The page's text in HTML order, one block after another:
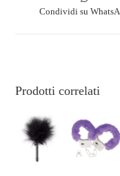
Condividi su
Prodotti correlati